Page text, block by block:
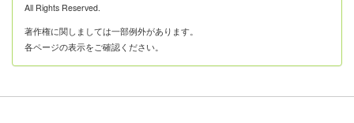
All Rights Reserved.
著作権に関しましては一部例外があります。
各ページの表示をご確認ください。